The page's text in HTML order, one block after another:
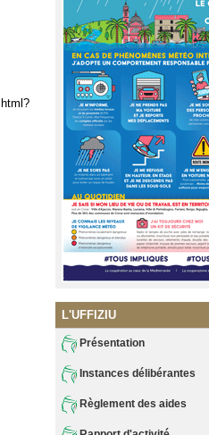
L'UFFIZIU
Présentation
Instances délibérantes
Règlement des aides